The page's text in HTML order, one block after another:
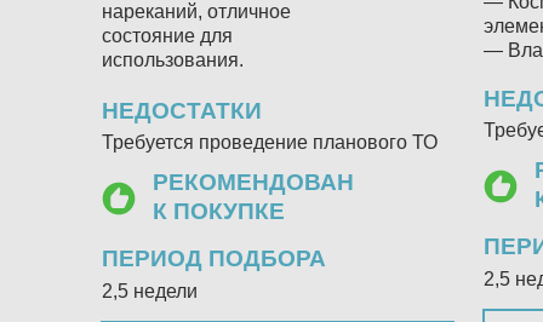
НЕДОСТАТКИ
РЕКОМЕНДОВАН
К ПОКУПКЕ
ПЕРИОД ПОДБОРА
нареканий, отличное
состояние для
использования.
Требуется проведение планового ТО
2,5 недели
—
2,5